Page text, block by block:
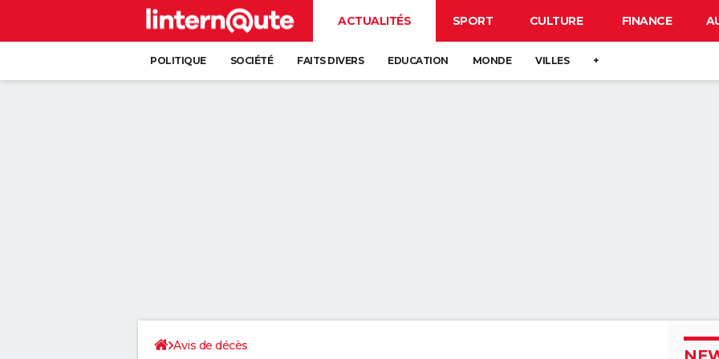
ACTUALITÉS SPORT CULTURE FINANCE
POLITIQUE SOCIÉTÉ FAITS DIVERS EDUCATION MONDE VILLES +
Avis de décès